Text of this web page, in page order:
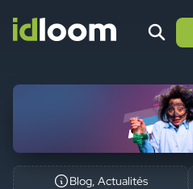
Blog, Actualités